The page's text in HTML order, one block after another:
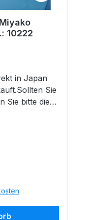
10222
in Japan
Sie
Sie bitte die
von einer
letzten
dauert
68